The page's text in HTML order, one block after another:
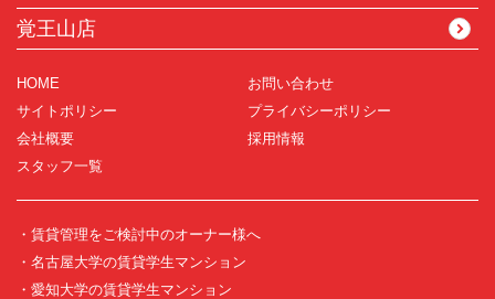
覚王山店
HOME
お問い合わせ
サイトポリシー
プライバシーポリシー
会社概要
採用情報
スタッフ一覧
・賃貸管理をご検討中のオーナー様へ
・名古屋大学の賃貸学生マンション
・愛知大学の賃貸学生マンション